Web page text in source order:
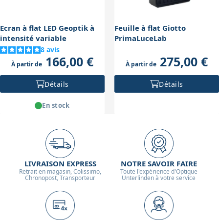
éviter la saturation et s'assurer que l'écran couvre bien
Ecran à flat LED Geoptik à
intensité variable
8 avis
À partir de 166,00 €
Détails
En stock
Feuille à flat Giotto
PrimaLuceLab
À partir de 275,00 €
Détails
LIVRAISON EXPRESS
Retrait en magasin, Colissimo,
Chronopost, Transporteur
NOTRE SAVOIR FAIRE
Toute l'expérience d'Optique
Unterlinden à votre service